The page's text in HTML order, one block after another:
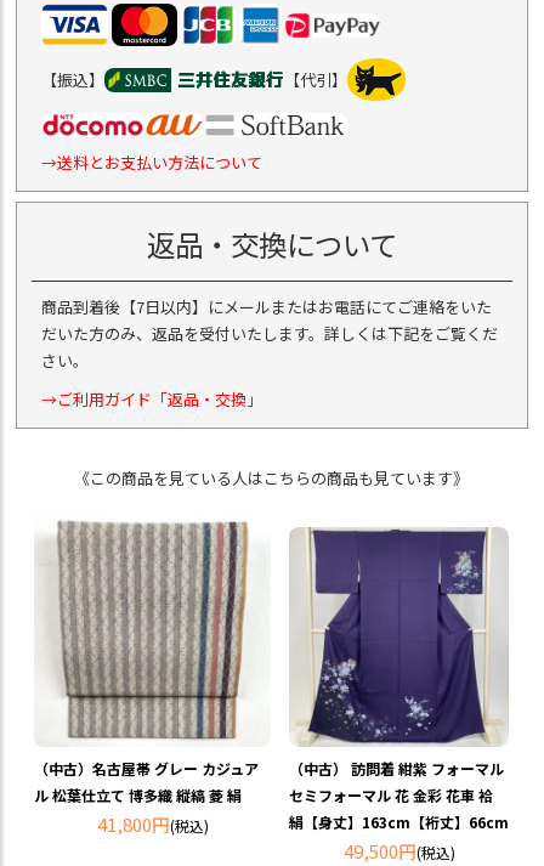
【振込】 【代引】
→送料とお支払い方法について
返品・交換について
商品到着後【7日以内】にメールまたはお電話にてご連絡をいた
だいた方のみ、返品を受付いたします。詳しくは下記をご覧くだ
さい。
→ご利用ガイド「返品・交換」
《この商品を見ている人はこちらの商品も見ています》
（中古）名古屋帯 グレー カジュア
ル 松葉仕立て 博多織 縦縞 菱 絹
41,800円(税込)
（中古） 訪問着 紺紫 フォーマル
セミフォーマル 花 金彩 花車 袷
絹【身丈】163cm【裄丈】66cm
49,500円(税込)